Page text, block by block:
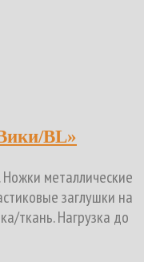
BL»
металлические
заглушки на
ткань. Нагрузка до